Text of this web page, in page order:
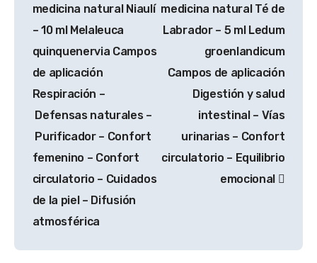
medicina natural Niaulí
– 10 ml Melaleuca
quinquenervia Campos
de aplicación
Respiración –
Defensas naturales –
Purificador – Confort
femenino – Confort
circulatorio – Cuidados
de la piel – Difusión
atmosférica
medicina natural Té de
Labrador – 5 ml Ledum
groenlandicum
Campos de aplicación
Digestión y salud
intestinal – Vías
urinarias – Confort
circulatorio – Equilibrio
emocional